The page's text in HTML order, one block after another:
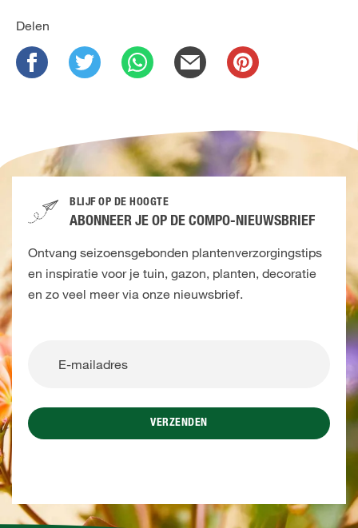
Delen
BLIJF OP DE HOOGTE
ABONNEER JE OP DE COMPO-NIEUWSBRIEF
Ontvang seizoensgebonden plantenverzorgingstips
en inspiratie voor je tuin, gazon, planten, decoratie
en zo veel meer via onze nieuwsbrief.
VERZENDEN